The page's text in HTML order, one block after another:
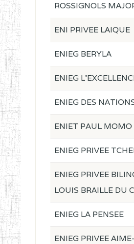
ROSSIGNOLS
ENI PRIVEE LAIQUE
ENIEG BERYLA
ENIEG
ENIEG DES
ENIET PAUL MOMO
ENIEG PRIVEE
ENIEG PRIVEE
LOUIS BRAILLE DU
ENIEG LA PENSEE
ENIEG PRIVEE